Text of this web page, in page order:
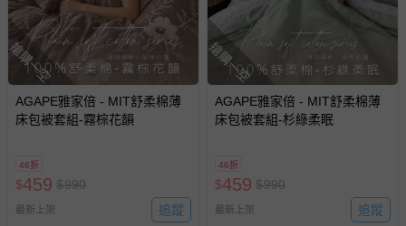
搶購一空
AGAPE雅家倍 - MIT舒柔棉薄
床包被套組-霧棕花韻
46折
$459 $990
最新上架 追蹤
搶購一空
AGAPE雅家倍 - MIT舒柔棉薄
床包被套組-杉綠柔眠
46折
$459 $990
最新上架 追蹤